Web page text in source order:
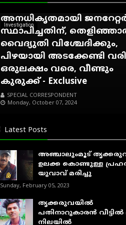
Investigation
ഓഫീസ് നോട്ടീസ്
അനധികൃതമായി
സ്ഥാപിച്ചതിന്,
വൈദ്യുതി വിശ്ചേദിക്കും,
പിഴയായി അടക്കേണ്ടി
ഒരുലക്ഷം വരെ, വീണ്ടും
കുരുക്ക് - Exclusive
SPECIAL CORRESPONDENT
Monday, October 07, 2024
Latest Posts
അഞ്ചാലുംമൂട്
ഉലക്ക കൊണ്ടുള്ള
യുവാവ് മരിച്ചു
Sunday, February 05, 2023
തൃക്കരുവയിൽ
പതിനാറുകാരൻ വീട്ടിൽ
നിലയിൽ